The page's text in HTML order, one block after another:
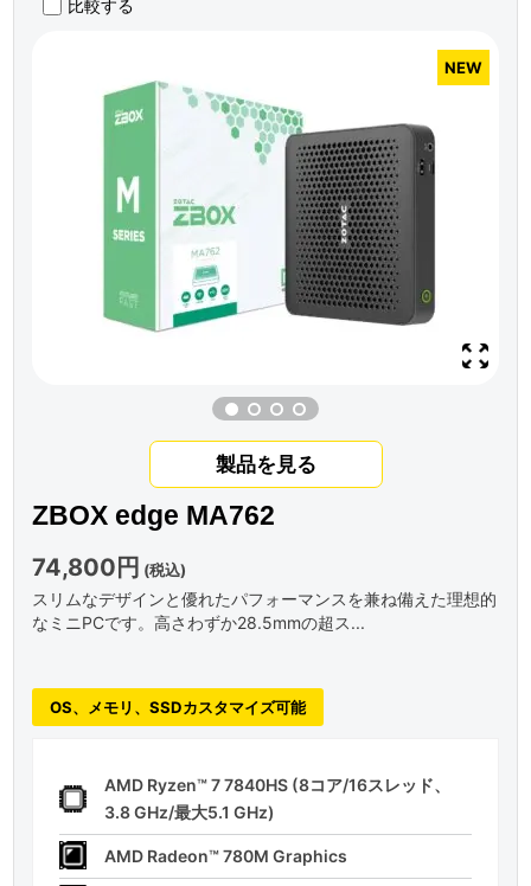
比較する
NEW
製品を見る
ZBOX edge MA762
74,800円 (税込)
スリムなデザインと優れたパフォーマンスを兼ね備えた理想的
なミニPCです。高さわずか28.5mmの超ス...
OS、メモリ、SSDカスタマイズ可能
AMD Ryzen™ 7 7840HS (8コア/16スレッド、
3.8 GHz/最大5.1 GHz)
AMD Radeon™ 780M Graphics